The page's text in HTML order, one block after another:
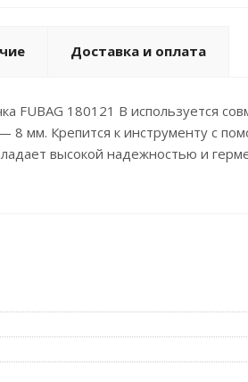
Доставка и оплата
FUBAG 180121 B используется
8 мм. Крепится к инструменту с
высокой надежностью и